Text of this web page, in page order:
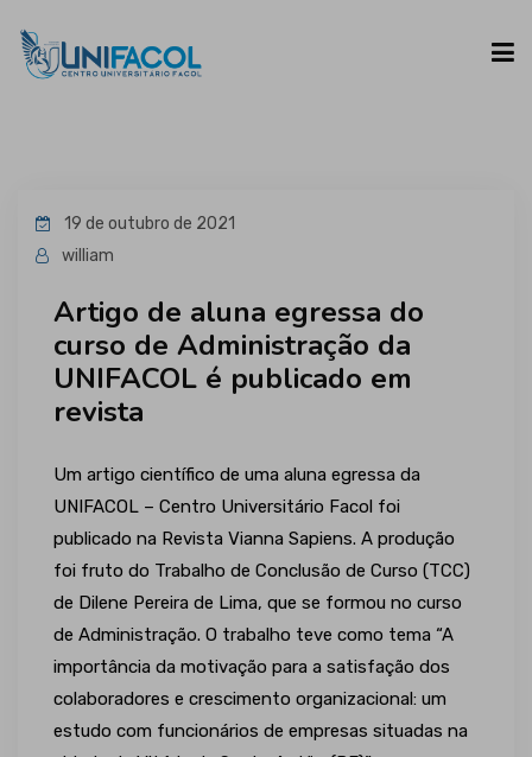
CURSOS
ESPAÇO DO ALUNO
CONTATO
19 de outubro de 2021
william
Artigo de aluna egressa do
curso de Administração da
UNIFACOL é publicado em
revista
Um artigo científico de uma aluna egressa da
UNIFACOL – Centro Universitário Facol foi
publicado na Revista Vianna Sapiens. A produção
foi fruto do Trabalho de Conclusão de Curso (TCC)
de Dilene Pereira de Lima, que se formou no curso
de Administração. O trabalho teve como tema “A
importância da motivação para a satisfação dos
colaboradores e crescimento organizacional: um
estudo com funcionários de empresas situadas na